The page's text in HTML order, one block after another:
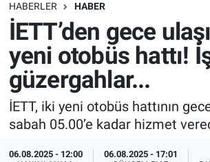
HABERLER HABER
İETT’den gece
yeni otobüs hattı!
güzergahlar...
İETT, iki yeni otobüs hattının
sabah 05.00’e kadar hizmet
06.08.2025 - 12:00 06.08.2025 - 17:01
Bilim turu
Bilim ve Teknoloji Evreni
Doğa Konuşuyor
Dünya
Ege Saati
Dünya
Teknoloji
Sağlık
Spor
Yayın Akışı
Trafik Durumu
Süper Lig Puan Durumu ve
Tüm Manşetler
Son Dakika Haberleri
Haber Arşivi